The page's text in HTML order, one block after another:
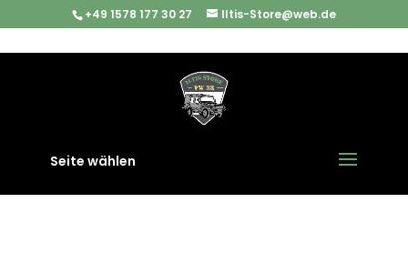
+49 1578 177 30 27 Iltis-Store@web.de
Seite wählen
Bremsen & Zubehör
für die Trommelbremse VW Iltis Bombardier